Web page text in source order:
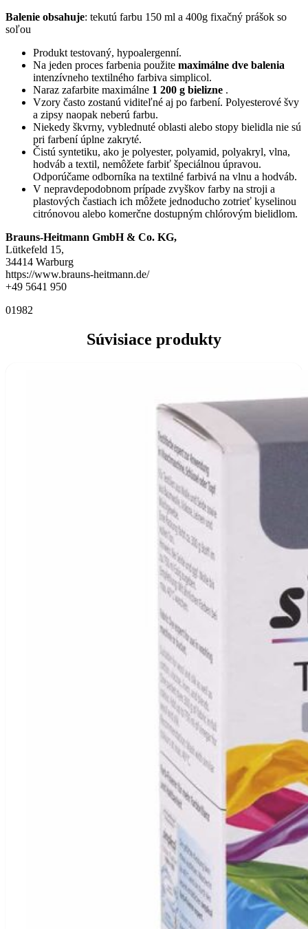
Balenie obsahuje: tekutú farbu 150 ml a 400g fixačný prášok so
soľou
Produkt testovaný, hypoalergenní.
Na jeden proces farbenia použite maximálne dve balenia
intenzívneho textilného farbiva simplicol.
Naraz zafarbite maximálne 1 200 g bielizne .
Vzory často zostanú viditeľné aj po farbení. Polyesterové švy
a zipsy naopak neberú farbu.
Niekedy škvrny, vyblednuté oblasti alebo stopy bielidla nie sú
pri farbení úplne zakryté.
Čistú syntetiku, ako je polyester, polyamid, polyakryl, vlna,
hodváb a textil, nemôžete farbiť špeciálnou úpravou.
Odporúčame odborníka na textilné farbivá na vlnu a hodváb.
V nepravdepodobnom prípade zvyškov farby na stroji a
plastových častiach ich môžete jednoducho zotrieť kyselinou
citrónovou alebo komerčne dostupným chlórovým bielidlom.
Brauns-Heitmann GmbH & Co. KG,
Lütkefeld 15,
34414 Warburg
https://www.brauns-heitmann.de/
+49 5641 950
01982
Súvisiace produkty